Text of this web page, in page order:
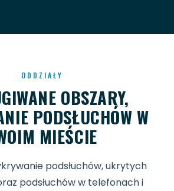
ODDZIAŁY
OBSZARY,
PODSŁUCHÓW W
MIEŚCIE
podsłuchów, ukrytych
podsłuchów w telefonach i